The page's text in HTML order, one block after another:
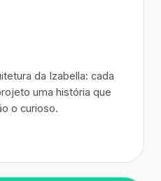
da Izabella: cada
uma história que
o curioso.